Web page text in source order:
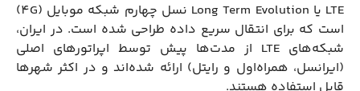
LTE یا Long Term Evolution نسل چهارم شبکه موبایل (4G)
است که برای انتقال سریع داده طراحی شده است. در ایران،
شبکه‌های LTE از مدت‌ها پیش توسط اپراتورهای اصلی
(ایرانسل، همراه‌اول و رایتل) ارائه شده‌اند و در اکثر شهرها